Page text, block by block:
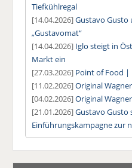
Tiefkühlregal
[14.04.2026]Gustavo Gusto
„Gustavomat“
[14.04.2026] Iglo steigt in
Markt ein
[27.03.2026] Point of Food |
[11.02.2026]Original
[04.02.2026]Original
[21.01.2026]Gustavo Gusto
Einführungskampagne zur